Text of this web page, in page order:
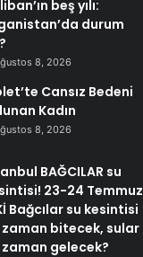
beş yılı:
durum
8, 2026
Cansız Bedeni
Kadın
8, 2026
BAĞCILAR su
23-24 Temmuz
Bağcılar su kesintisi
zaman bitecek, sular
zaman gelecek?